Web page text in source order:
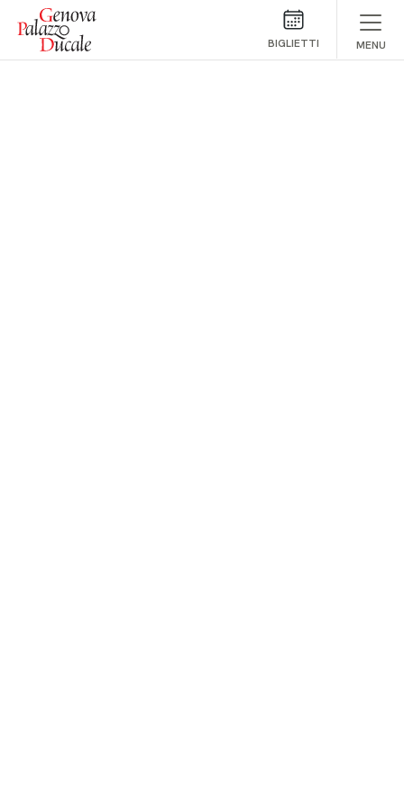
Salta al contenuto
BIGLIETTI MENU